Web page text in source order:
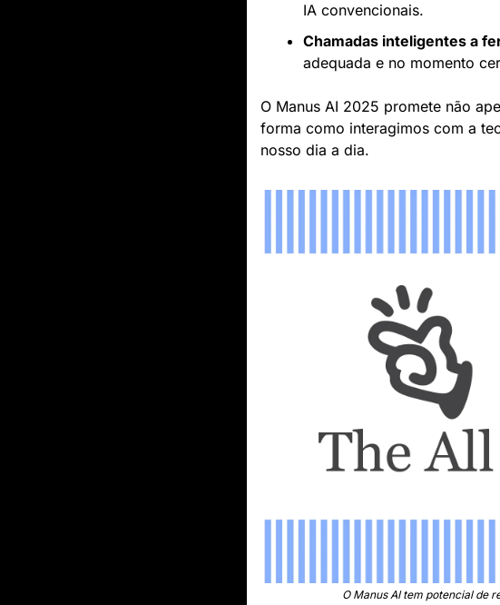
IA convencionais.
Chamadas inteligentes a
adequada e no momento
O Manus AI 2025 promete não
forma como interagimos com a
nosso dia a dia.
O Manus AI tem potencial de